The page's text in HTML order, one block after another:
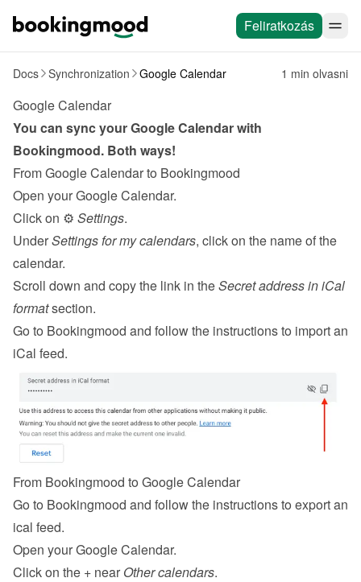
Feliratkozás
Docs Synchronization Google Calendar 1 min olvasni
Google Calendar
You can sync your Google Calendar with
Bookingmood. Both ways!
From Google Calendar to Bookingmood
Open your Google Calendar.
Click on ⚙️ Settings.
Under Settings for my calendars, click on the name of the
calendar.
Scroll down and copy the link in the Secret address in iCal
format section.
Go to Bookingmood and follow the instructions to import an
iCal feed.
From Bookingmood to Google Calendar
Go to Bookingmood and follow the instructions to export an
ical feed.
Open your Google Calendar.
Click on the + near Other calendars.